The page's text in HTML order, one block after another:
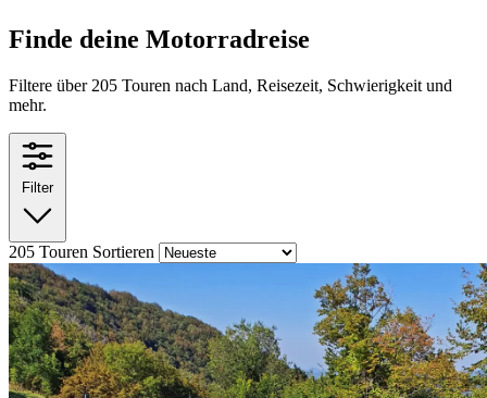
Finde deine Motorradreise
Filtere über 205 Touren nach Land, Reisezeit, Schwierigkeit und
mehr.
Filter
205 Touren Sortieren